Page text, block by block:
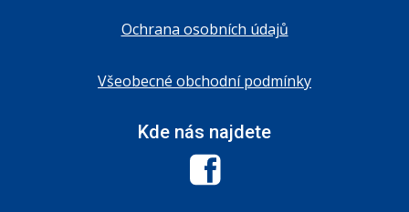
Ochrana osobních údajů
Všeobecné obchodní podmínky
Kde nás najdete